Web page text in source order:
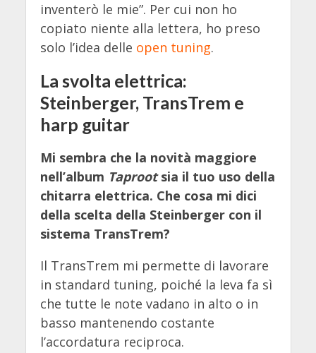
inventerò le mie”. Per cui non ho
copiato niente alla lettera, ho preso
solo l’idea delle open tuning.
La svolta elettrica:
Steinberger, TransTrem e
harp guitar
Mi sembra che la novità maggiore
nell’album Taprootsia il tuo uso della
chitarra elettrica. Che cosa mi dici
della scelta della Steinberger con il
sistema TransTrem?
Il TransTrem mi permette di lavorare
in standard tuning, poiché la leva fa sì
che tutte le note vadano in alto o in
basso mantenendo costante
l’accordatura reciproca.